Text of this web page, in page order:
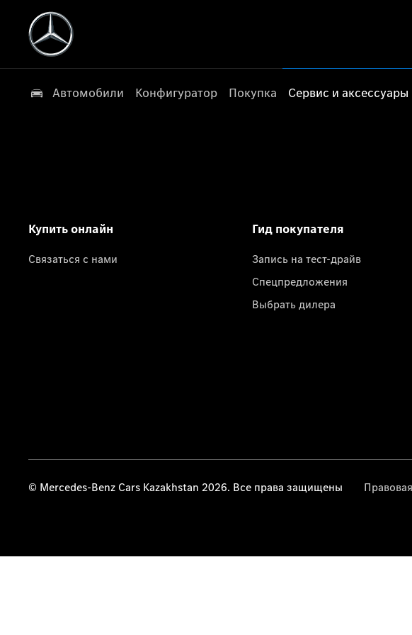
Автомобили Конфигуратор Покупка Сервис и аксессуары
Купить онлайн
Связаться с нами
Гид покупателя
Запись на тест-драйв
Спецпредложения
Выбрать дилера
© Mercedes-Benz Cars Kazakhstan 2026. Все права защищены